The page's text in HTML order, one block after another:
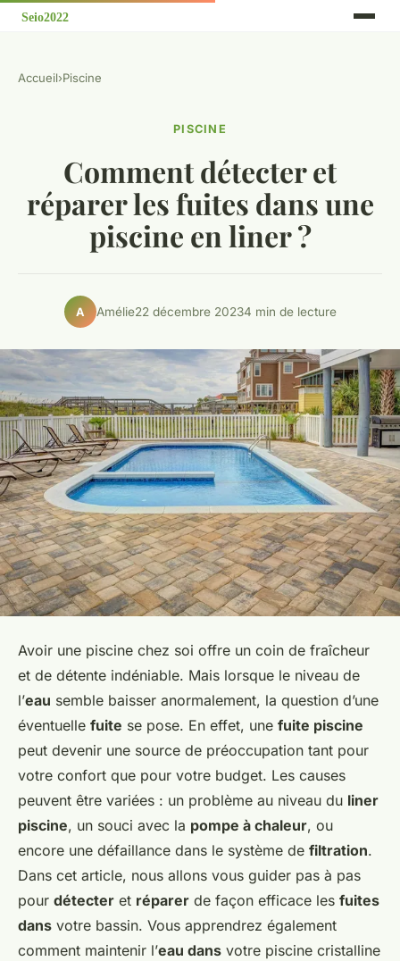
Accueil›Piscine
PISCINE
Comment détecter et
réparer les fuites dans une
piscine en liner ?
A Amélie22 décembre 20234 min de lecture
Avoir une piscine chez soi offre un coin de fraîcheur
et de détente indéniable. Mais lorsque le niveau de
l’eau semble baisser anormalement, la question d’une
éventuelle fuite se pose. En effet, une fuite piscine
peut devenir une source de préoccupation tant pour
votre confort que pour votre budget. Les causes
peuvent être variées : un problème au niveau du liner
piscine, un souci avec la pompe à chaleur, ou
encore une défaillance dans le système de filtration.
Dans cet article, nous allons vous guider pas à pas
pour détecter et réparer de façon efficace les fuites
dans votre bassin. Vous apprendrez également
comment maintenir l’eau dans votre piscine cristalline